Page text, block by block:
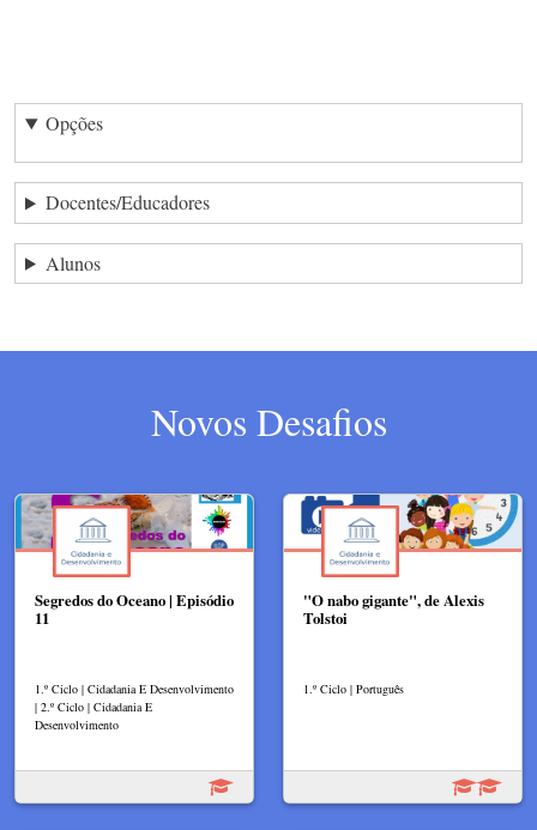
Opções
Docentes/Educadores
Alunos
Novos Desafios
Segredos do Oceano | Episódio
11
1.º Ciclo | Cidadania E Desenvolvimento
| 2.º Ciclo | Cidadania E
Desenvolvimento
"O nabo gigante", de Alexis
Tolstoi
1.º Ciclo | Português